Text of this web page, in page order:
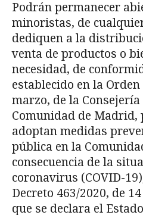
Podrán permanecer
minoristas, de
dediquen a la
venta de productos o
necesidad, de
establecido en la Orden
marzo, de la
Comunidad de Madrid,
adoptan medidas
pública en la
consecuencia de la
coronavirus (COVID-
Decreto 463/2020, de
que se declara el